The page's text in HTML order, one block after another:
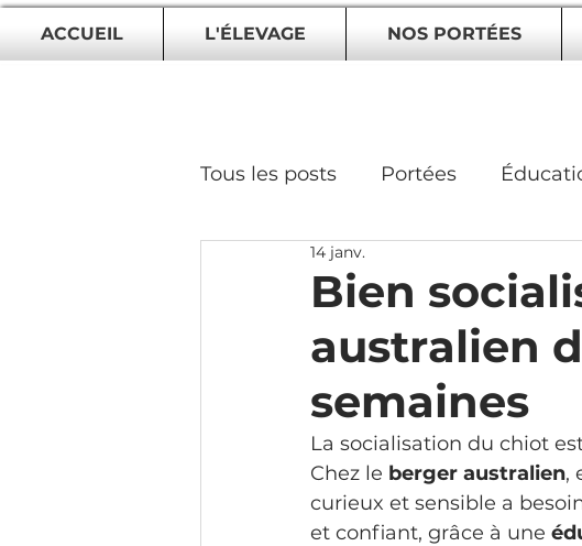
ACCUEIL L'ÉLEVAGE NOS PORTÉES
Tous les posts Portées
Bien
australien
semaines
14 janv.
La socialisation du chiot
Chez le berger australien,
curieux et sensible a
et confiant, grâce à une